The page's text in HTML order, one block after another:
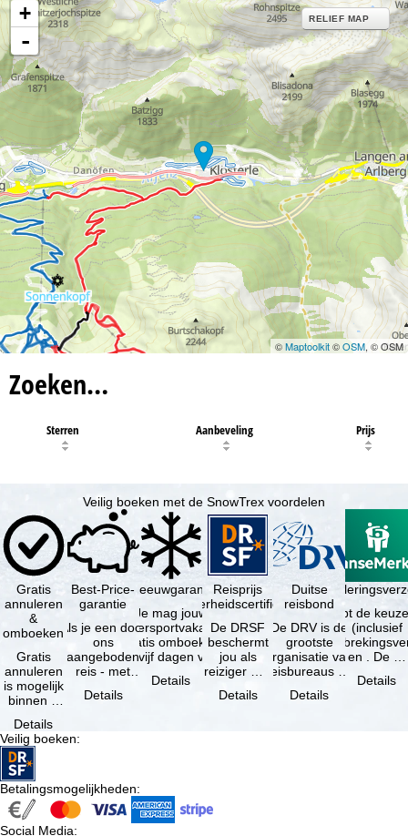
+
-
RELIEF MAP
©Maptoolkit©OSM, © OSM
Zoeken…
Sterren Aanbeveling Prijs
Veilig boeken met de SnowTrex voordelen
Gratis
annuleren
&
omboeken
Gratis
annuleren
is mogelijk
binnen 5
de
boeking,
als jouw
vakantie …
Details
Best-Price-
garantie
Als je een door
ons
aangeboden
reis - met
dezelfde inhoud
en
Details
Sneeuwgarantie
Je mag jouw
wintersportvakantie
gratis omboeken
als vijf dagen voor
Details
Reisprijs
zekerheidscertificaat
De DRSF
beschermt
jou als
reiziger met
pakketreis
Details
Duitse
reisbond
De DRV is de
grootste
organisatie van
reisbureaus en
in Duitsland. …
Details
Je hebt de
(inclusief
en . De …
Details
Veilig boeken:
Betalingsmogelijkheden:
Social Media: